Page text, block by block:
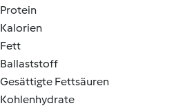
Protein
Kalorien
Fett
Ballaststoff
Gesättigte Fettsäuren
Kohlenhydrate